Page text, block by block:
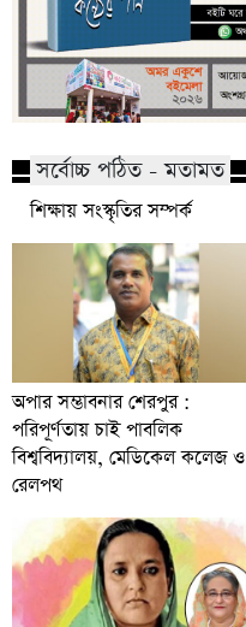
সর্বোচ্চ পঠিত - মতামত
শিক্ষায় সংস্কৃতির সম্পর্ক
অপার সম্ভাবনার শেরপুর :
পরিপূর্ণতায় চাই পাবলিক
বিশ্ববিদ্যালয়, মেডিকেল কলেজ ও
রেলপথ